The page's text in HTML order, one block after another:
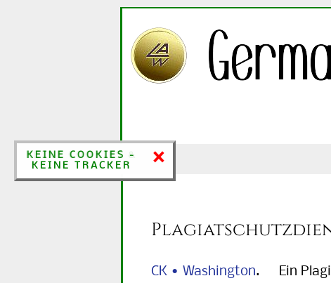
×
KEINE COOKIES &
KEINE TRACKER
CK • Washington. Ein
×
KEINE COOKIES -
KEINE TRACKER